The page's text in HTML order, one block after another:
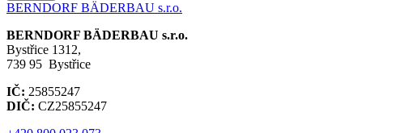
BERNDORF BÄDERBAU s.r.o.
BERNDORF BÄDERBAU s.r.o.
Bystřice 1312,
739 95 Bystřice
IČ: 25855247
DIČ: CZ25855247